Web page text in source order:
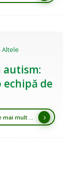
Altele
autism:
echipă de
mai mult ...